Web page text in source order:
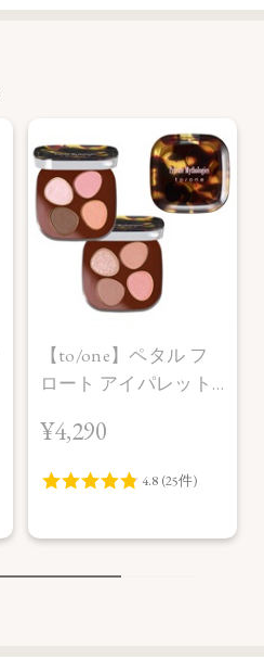
【to/one】ペタル フ
ロート アイパレット
品＞
¥4,290